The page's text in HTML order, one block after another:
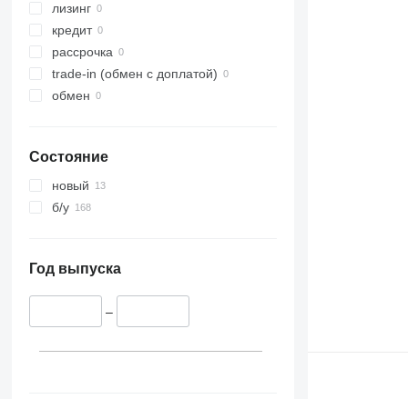
лизинг
кредит
рассрочка
trade-in (обмен с доплатой)
обмен
Состояние
новый
б/у
Год выпуска
–